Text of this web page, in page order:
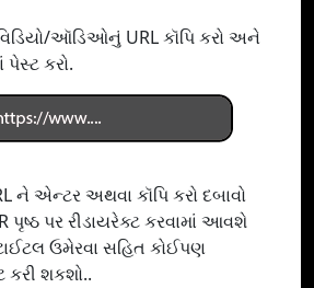
ઑડિઓનું URL કૉપિ કરો અને
પેસ્ટ કરો.
ને એન્ટર અથવા કૉપિ કરો દબાવો
પૃષ્ઠ પર રીડાયરેક્ટ કરવામાં આવશે
ઉમેરવા સહિત કોઈપણ
શકશો..